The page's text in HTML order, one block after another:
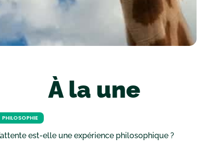
À la une
PHILOSOPHIE
est-elle une expérience philosophique ?